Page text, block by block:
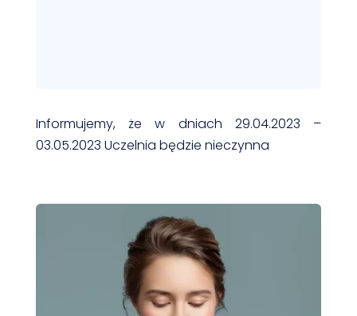
Informujemy, że w dniach 29.04.2023 –
03.05.2023 Uczelnia będzie nieczynna